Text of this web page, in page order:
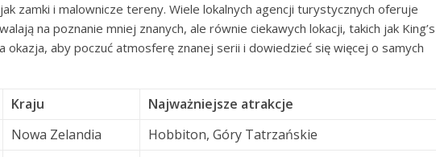
zamki i malownicze tereny. Wiele lokalnych agencji turystycznych oferuje
na poznanie mniej znanych, ale równie ciekawych lokacji, takich jak King’s
okazja, aby poczuć atmosferę znanej serii i dowiedzieć się więcej o samych
Kraju
Najważniejsze atrakcje
Nowa Zelandia
Hobbiton, Góry Tatrzańskie